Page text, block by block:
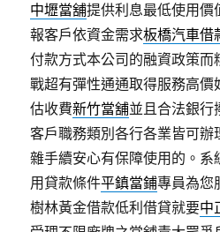
中壢當舖提供利息最低使用價
報客戶依資金需求板橋汽車借
付款方式本公司的融資政策而
戰超有彈性通通取得服務高
估收費新竹當舖並且合法銀行
客戶職務類別各行各業皆可辦
雜手續安心有保障使用的。
用貸款條件平鎮當鋪專員為您
樹林黃金借款低利借貸就要中